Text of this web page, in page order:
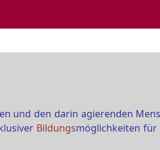
und den darin agierenden
Bildungsmöglichkeiten